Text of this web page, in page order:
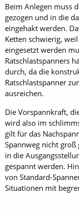
Beim Anlegen muss
gezogen und in die
eingehakt werden.
Ketten schwierig,
eingesetzt werden
Ratschlastspanners
durch, da die
Ratschlastspanner
ausreichen.
Die Vorspannkraft,
wird also im
gilt für das
Spannweg nicht groß
in die
gespannt werden.
von Standard-
Situationen mit